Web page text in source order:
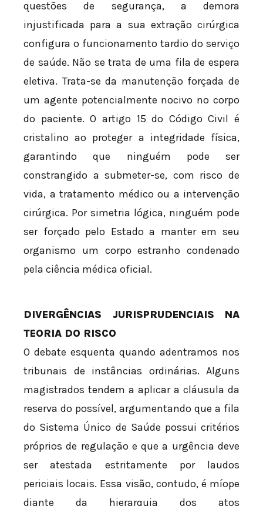
questões de segurança, a demora
injustificada para a sua extração cirúrgica
configura o funcionamento tardio do serviço
de saúde. Não se trata de uma fila de espera
eletiva. Trata-se da manutenção forçada de
um agente potencialmente nocivo no corpo
do paciente. O artigo 15 do Código Civil é
cristalino ao proteger a integridade física,
garantindo que ninguém pode ser
constrangido a submeter-se, com risco de
vida, a tratamento médico ou a intervenção
cirúrgica. Por simetria lógica, ninguém pode
ser forçado pelo Estado a manter em seu
organismo um corpo estranho condenado
pela ciência médica oficial.
DIVERGÊNCIAS JURISPRUDENCIAIS NA
TEORIA DO RISCO
O debate esquenta quando adentramos nos
tribunais de instâncias ordinárias. Alguns
magistrados tendem a aplicar a cláusula da
reserva do possível, argumentando que a fila
do Sistema Único de Saúde possui critérios
próprios de regulação e que a urgência deve
ser atestada estritamente por laudos
periciais locais. Essa visão, contudo, é míope
diante da hierarquia dos atos